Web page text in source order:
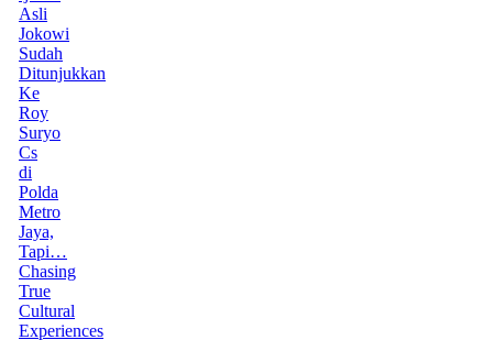
Asli
Jokowi
Sudah
Ditunjukkan
Ke
Roy
Suryo
Cs
di
Polda
Metro
Jaya,
Tapi…
Chasing
True
Cultural
Experiences